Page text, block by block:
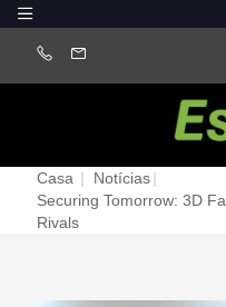
Casa | Notícias|
Securing Tomorrow: 3D
Rivals